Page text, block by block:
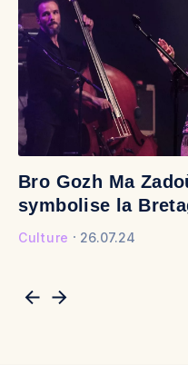
Bro Gozh Ma
symbolise la
Culture 26.07.24